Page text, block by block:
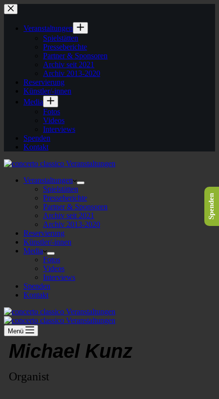
Veranstaltungen
Spielstätten
Presseberichte
Partner & Sponsoren
Archiv seit 2021
Archiv 2013-2020
Reservierung
Künstler/-innen
Media
Fotos
Videos
Interviews
Spenden
Kontakt
Veranstaltungen
Spielstätten
Presseberichte
Partner & Sponsoren
Archiv seit 2021
Archiv 2013-2020
Reservierung
Künstler/-innen
Media
Fotos
Videos
Interviews
Spenden
Kontakt
Menü
Michael Kunz
Organist
Spenden